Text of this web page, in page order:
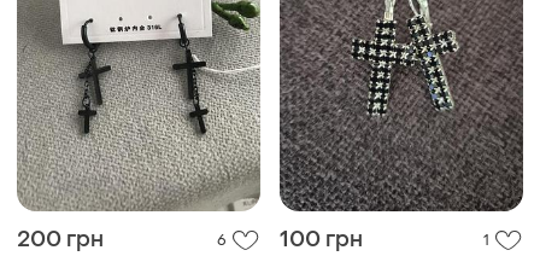
200 грн 6 100 грн 1